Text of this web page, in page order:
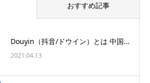
おすすめ記事
Douyin（抖音/ドウイン）とは 中国...
2021.04.13